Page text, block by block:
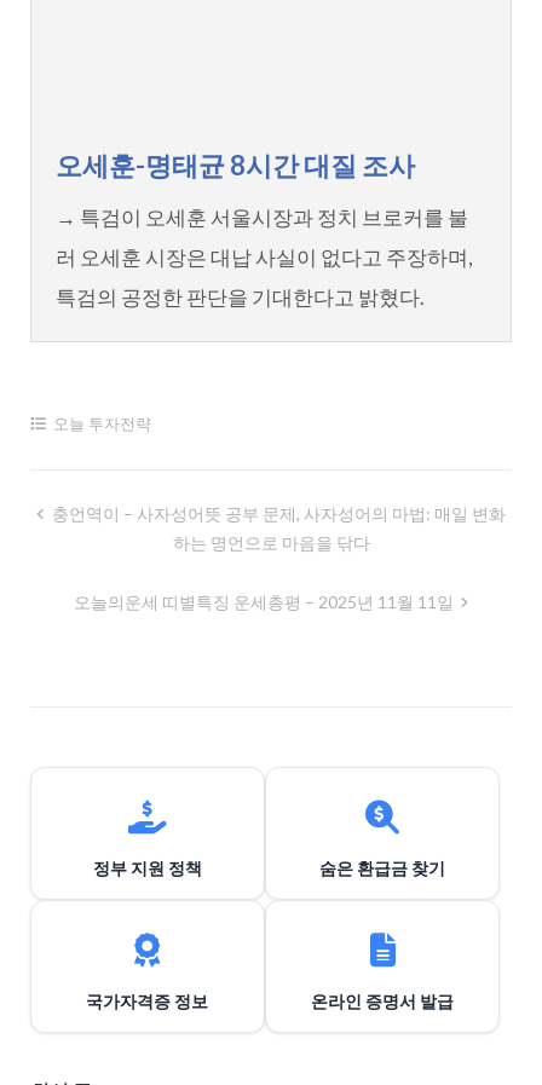
오세훈-명태균 8시간 대질 조사
→ 특검이 오세훈 서울시장과 정치 브로커를 불
러 오세훈 시장은 대납 사실이 없다고 주장하며,
특검의 공정한 판단을 기대한다고 밝혔다.
오늘 투자전략
글충언역이 – 사자성어뜻 공부 문제, 사자성어의 마법: 매일 변화
하는 명언으로 마음을 닦다
오늘의운세 띠별특징 운세총평 – 2025년 11월 11일
정부 지원 정책 숨은 환급금 찾기
국가자격증 정보 온라인 증명서 발급